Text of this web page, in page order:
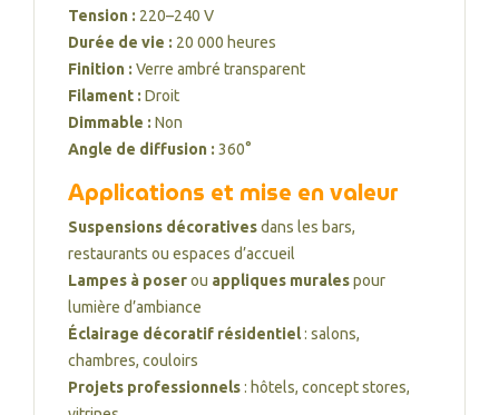
Tension : 220–240 V
Durée de vie : 20 000 heures
Finition : Verre ambré transparent
Filament : Droit
Dimmable : Non
Angle de diffusion : 360°
Applications et mise en valeur
Suspensions décorativesdans les bars,
restaurants ou espaces d’accueil
Lampes à poserou appliques muralespour
lumière d’ambiance
Éclairage décoratif résidentiel: salons,
chambres, couloirs
Projets professionnels: hôtels, concept stores,